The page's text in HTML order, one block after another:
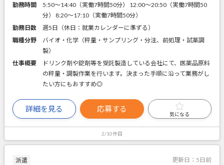
勤務時間
5:50～14:40（実働7時間50分） 12:00～20:50（実働7時間50
分） 8:20～17:10（実働7時間50分）
勤務日数
週5日（休日：就業カレンダーに準ずる）
職種分野
バイオ・化学（秤量・サンプリング・分注、前処理・試薬調
製）
仕事概要
ドリンク剤や錠剤等を受託製造している会社にて、医薬品原料
の秤量・調製作業を行います。決まった手順に沿って業務がし
たい方にもおすすめ◎
詳細を見る 応募する
気になる
2/10件目
派遣 更新日： 5日前